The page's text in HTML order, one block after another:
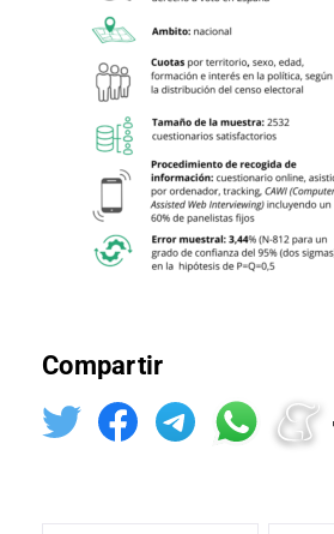
Compartir